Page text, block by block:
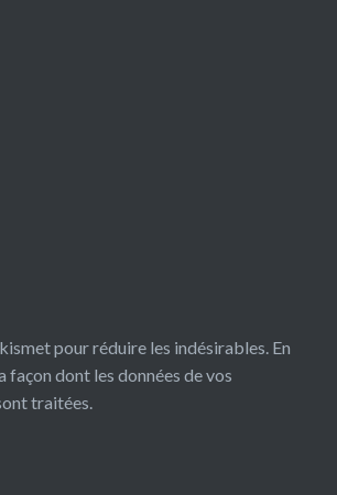
pour réduire les indésirables. En
façon dont les données de vos
traitées.